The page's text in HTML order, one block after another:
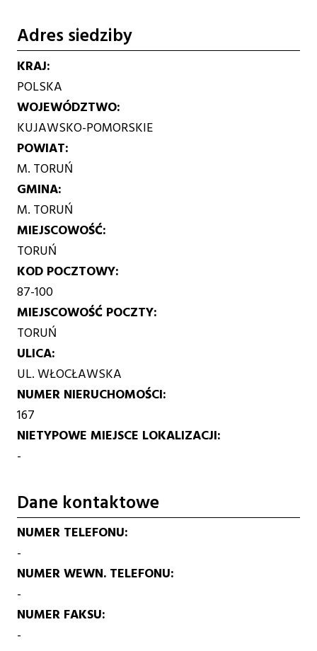
Adres siedziby
KRAJ
POLSKA
WOJEWÓDZTWO
KUJAWSKO-POMORSKIE
POWIAT
M. TORUŃ
GMINA
M. TORUŃ
MIEJSCOWOŚĆ
TORUŃ
KOD POCZTOWY
87-100
MIEJSCOWOŚĆ POCZTY
TORUŃ
ULICA
UL. WŁOCŁAWSKA
NUMER NIERUCHOMOŚCI
167
NIETYPOWE MIEJSCE LOKALIZACJI
-
Dane kontaktowe
NUMER TELEFONU
-
NUMER WEWN. TELEFONU
-
NUMER FAKSU
-